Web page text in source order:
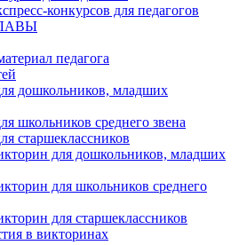
конкурсов для педагогов
педагога
дошкольников, младших
школьников среднего звена
старшеклассников
для дошкольников, младших
для школьников среднего
для старшеклассников
в викторинах